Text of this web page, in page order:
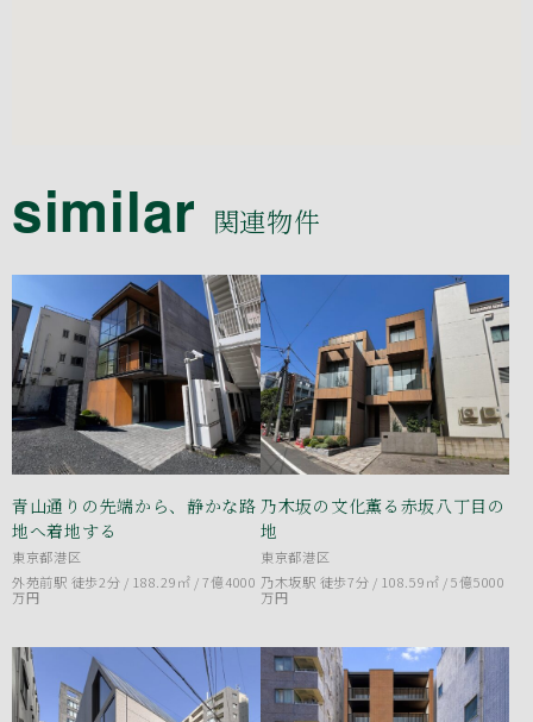
similar 関連物件
青山通りの先端から、静かな路
地へ着地する
東京都港区
外苑前駅 徒歩2分 / 188.29㎡ /7億4000
万円
乃木坂の文化薫る赤坂八丁目の
地
東京都港区
乃木坂駅 徒歩7分 / 108.59㎡ /5億5000
万円